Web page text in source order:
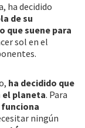
ha decidido
de su
que suene para
sol en el
ha decidido que
planeta. Para
funciona
ningún